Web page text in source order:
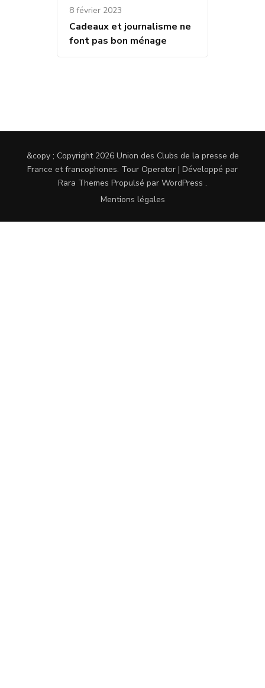
8 février 2023
Cadeaux et journalisme ne
font pas bon ménage
&copy ; Copyright 2026 Union des Clubs de la presse de
France et francophones. Tour Operator | Développé par
Rara Themes Propulsé par WordPress .
Mentions légales